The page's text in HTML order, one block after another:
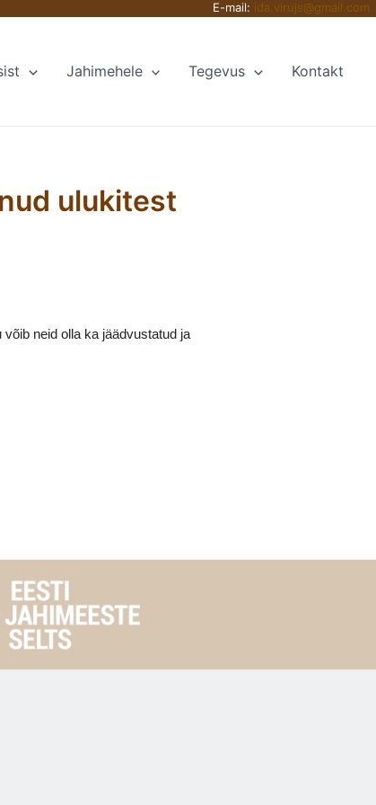
E-mail: ida.virujs@gmail.com
Jahimehele Tegevus Kontakt
ulukitest
neid olla ka jäädvustatud ja